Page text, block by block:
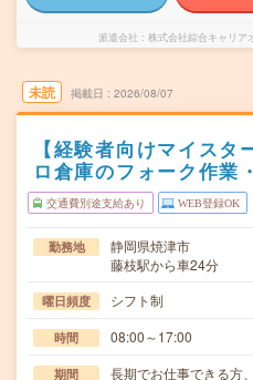
派遣会社 株式会社綜合キャリア
未読 掲載日 2026/08/07
【経験者向けマイス
ロ倉庫のフォーク作業
交通費別途支給あり WEB登録OK
勤務地
静岡県焼津市
藤枝駅から車24分
曜日頻度 シフト制
時間 08:00～17:00
期間 長期でお仕事できる方